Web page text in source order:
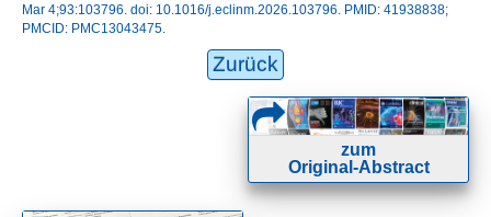
Mar 4;93:103796. doi: 10.1016/j.eclinm.2026.103796. PMID: 41938838;
PMCID: PMC13043475.
Zurück
zum
Original-Abstract